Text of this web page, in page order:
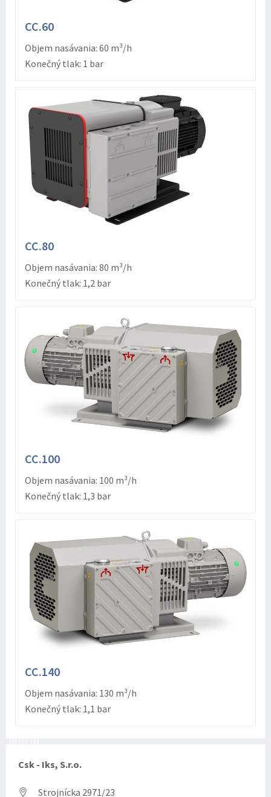
CC.60
Objem nasávania: 60 m³/h
Konečný tlak: 1 bar
CC.80
Objem nasávania: 80 m³/h
Konečný tlak: 1,2 bar
CC.100
Objem nasávania: 100 m³/h
Konečný tlak: 1,3 bar
CC.140
Objem nasávania: 130 m³/h
Konečný tlak: 1,1 bar
Csk - Iks, S.r.o.
Strojnícka 2971/23